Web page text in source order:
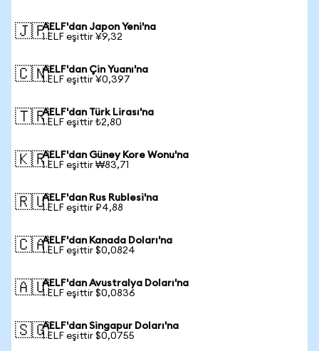
🇯🇵AELF'dan Japon Yeni'na
1 ELF eşittir ¥9,32
🇨🇳AELF'dan Çin Yuanı'na
1 ELF eşittir ¥0,397
🇹🇷AELF'dan Türk Lirası'na
1 ELF eşittir ₺2,80
🇰🇷AELF'dan Güney Kore Wonu'na
1 ELF eşittir ₩83,71
🇷🇺AELF'dan Rus Rublesi'na
1 ELF eşittir ₽4,88
🇨🇦AELF'dan Kanada Doları'na
1 ELF eşittir $0,0824
🇦🇺AELF'dan Avustralya Doları'na
1 ELF eşittir $0,0836
🇸🇬AELF'dan Singapur Doları'na
1 ELF eşittir $0,0755